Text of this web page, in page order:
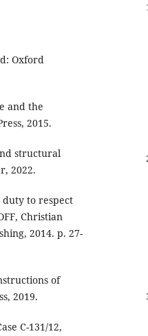
Oxford
and the
2015.
structural
2022.
duty to respect
Christian
2014. p. 27-
of
2019.
C-131/12,